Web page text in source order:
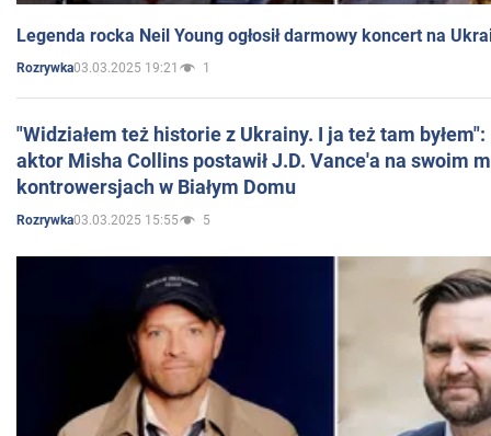
Legenda rocka Neil Young ogłosił darmowy koncert na
Rozrywka03.03.2025 19:21 1
"Widziałem też historie z Ukrainy. I ja też tam
aktor Misha Collins postawił J.D. Vance'a na swoim
kontrowersjach w Białym Domu
Rozrywka03.03.2025 15:55 5